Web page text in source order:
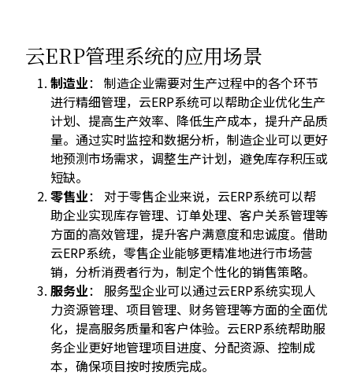
云ERP管理系统的应用场景
制造业： 制造企业需要对生产过程中的各个环节
进行精细管理，云ERP系统可以帮助企业优化生产
计划、提高生产效率、降低生产成本，提升产品质
量。通过实时监控和数据分析，制造企业可以更好
地预测市场需求，调整生产计划，避免库存积压或
短缺。
零售业： 对于零售企业来说，云ERP系统可以帮
助企业实现库存管理、订单处理、客户关系管理等
方面的高效管理，提升客户满意度和忠诚度。借助
云ERP系统，零售企业能够更精准地进行市场营
销，分析消费者行为，制定个性化的销售策略。
服务业： 服务型企业可以通过云ERP系统实现人
力资源管理、项目管理、财务管理等方面的全面优
化，提高服务质量和客户体验。云ERP系统帮助服
务企业更好地管理项目进度、分配资源、控制成
本，确保项目按时按质完成。